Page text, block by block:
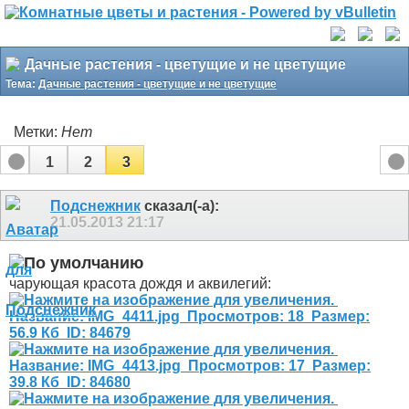
Дачные растения - цветущие и не цветущие
Тема: Дачные растения - цветущие и не цветущие
Метки: Нет
1
2 3
Подснежник сказал(-а):
21.05.2013 21:17
чарующая красота дождя и аквилегий: